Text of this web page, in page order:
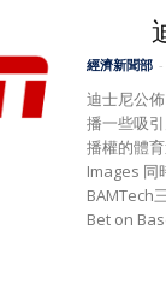
經濟新聞部 -
迪士尼公
播一些吸
播權的體
Images 同
BAMTech
Bet on